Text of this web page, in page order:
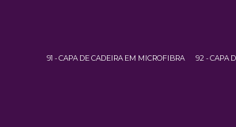
91 - CAPA DE CADEIRA EM MICROFIBRA 92 - CAPA